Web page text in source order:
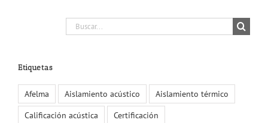
Buscar:
Etiquetas
Afelma Aislamiento acústico
Aislamiento térmico
Calificación acústica
Certificación